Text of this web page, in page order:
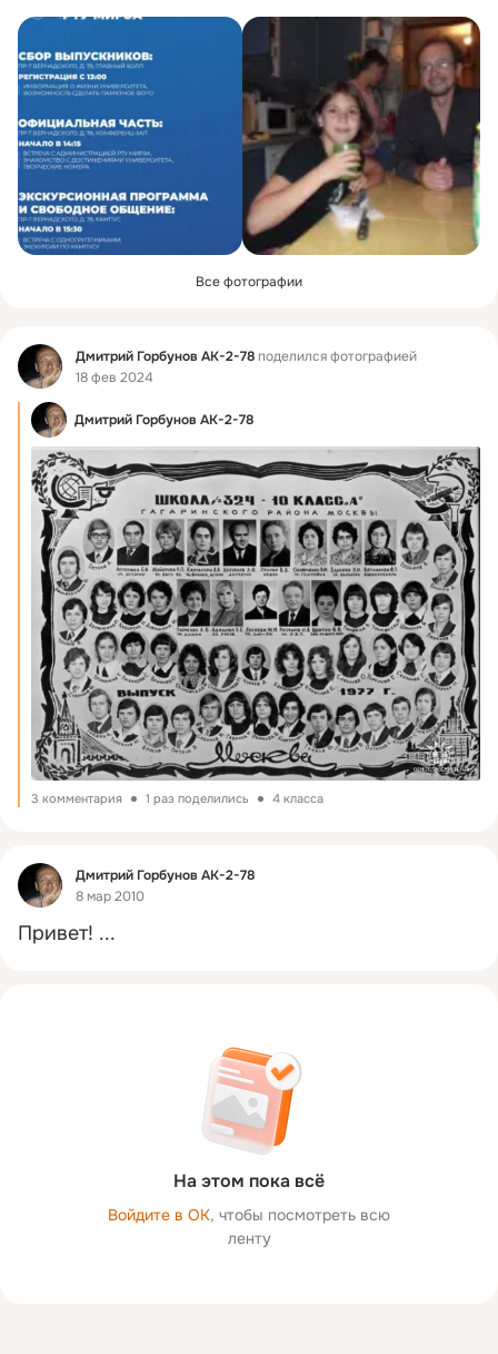
Все фотографии
Фид Дмитрий Горбунов АК-2-78поделился фотографией
18 фев 2024
Дмитрий Горбунов АК-2-78
3 комментария 1 раз поделились 4 класса
Фид
Дмитрий Горбунов АК-2-78
8 мар 2010
Привет! ...
На этом пока всё
Войдите в ОК, чтобы посмотреть всю
ленту